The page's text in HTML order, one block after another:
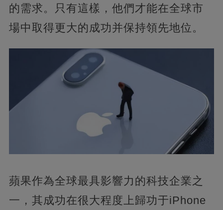
的需求。只有這樣，他們才能在全球市
場中取得更大的成功并保持領先地位。
蘋果作為全球最具影響力的科技企業之
一，其成功在很大程度上歸功于iPhone